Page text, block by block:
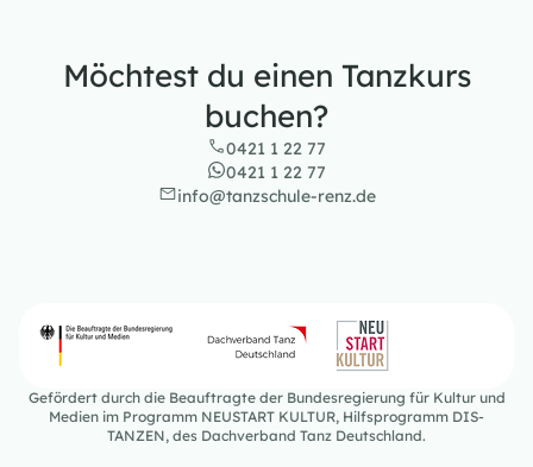
Möchtest du einen Tanzkurs
buchen?
0421 1 22 77
0421 1 22 77
info@tanzschule-renz.de
Gefördert durch die Beauftragte der Bundesregierung für Kultur und
Medien im Programm NEUSTART KULTUR, Hilfsprogramm DIS-
TANZEN, des Dachverband Tanz Deutschland.